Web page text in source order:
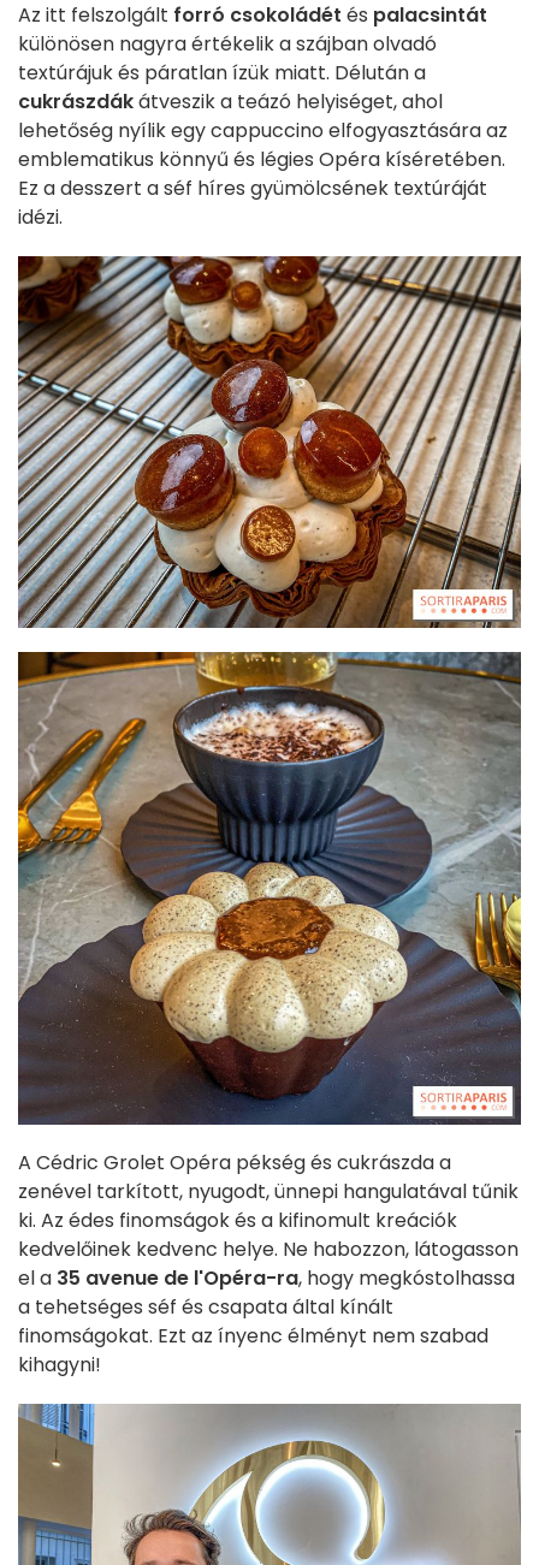
Az itt felszolgált forró csokoládét és palacsintát
különösen nagyra értékelik a szájban olvadó
textúrájuk és páratlan ízük miatt. Délután a
cukrászdákátveszik a teázó helyiséget, ahol
lehetőség nyílik egy cappuccino elfogyasztására az
emblematikus könnyű és légies Opéra kíséretében.
Ez a desszert a séf híres gyümölcsének textúráját
idézi.
A Cédric Grolet Opéra pékség és cukrászda a
zenével tarkított, nyugodt, ünnepi hangulatával tűnik
ki. Az édes finomságok és a kifinomult kreációk
kedvelőinek kedvenc helye. Ne habozzon, látogasson
el a 35 avenue de l'Opéra-ra, hogy megkóstolhassa
a tehetséges séf és csapata által kínált
finomságokat. Ezt az ínyenc élményt nem szabad
kihagyni!